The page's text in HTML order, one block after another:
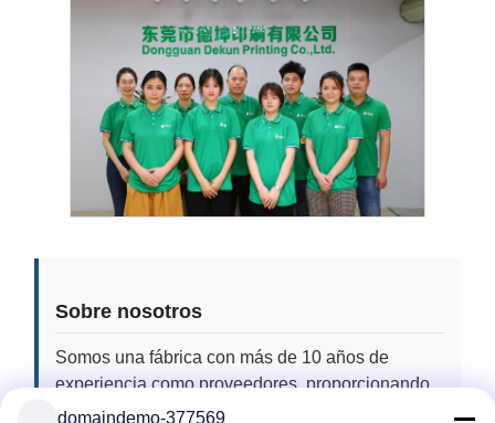
Sobre nosotros
Somos una fábrica con más de 10 años de
experiencia como proveedores, proporcionando
servicios de productos personalizados de alta
domaindemo-377569